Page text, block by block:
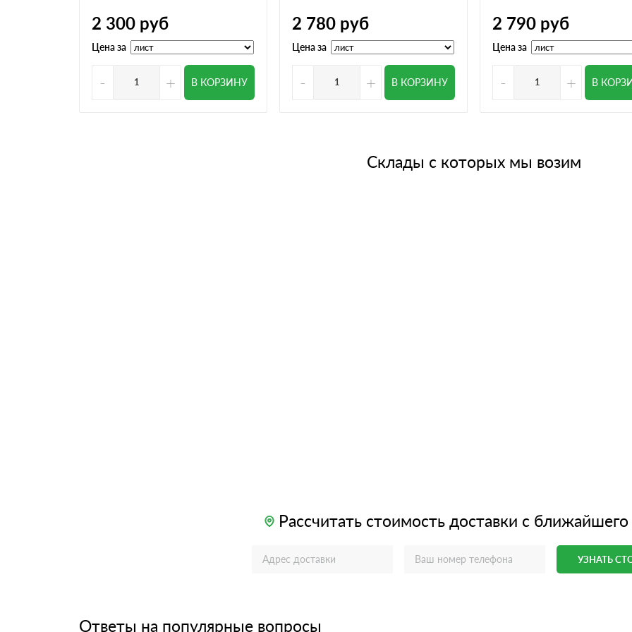
2 300 руб
Цена за
- + В КОРЗИНУ
2 780 руб
Цена за
- + В КОРЗИНУ
2 790 руб
Цена за
- + В
Склады с которых мы возим
Рассчитать стоимость доставки с ближайшего
УЗНАТЬ
Ответы на популярные вопросы